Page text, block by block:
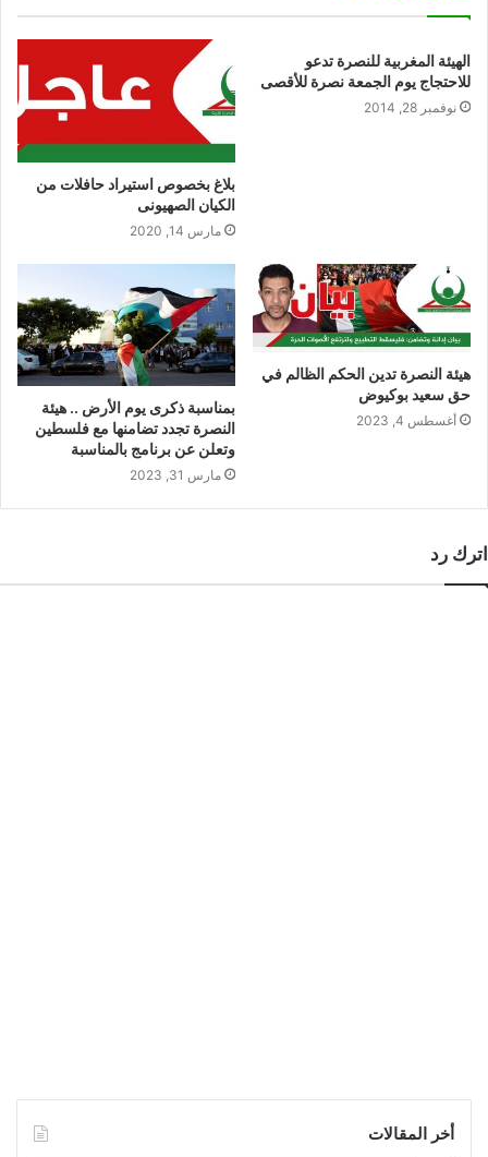
الهيئة المغربية للنصرة تدعو
للاحتجاج يوم الجمعة نصرة للأقصى
نوفمبر 28, 2014
بلاغ بخصوص استيراد حافلات من
الكيان الصهيونى
مارس 14, 2020
هيئة النصرة تدين الحكم الظالم في
حق سعيد بوكيوض
أغسطس 4, 2023
بمناسبة ذكرى يوم الأرض .. هيئة
النصرة تجدد تضامنها مع فلسطين
وتعلن عن برنامج بالمناسبة
مارس 31, 2023
اترك رد
أخر المقالات